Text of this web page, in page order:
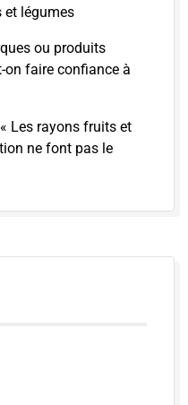
et légumes
ou produits
on faire confiance à
Les rayons fruits et
ne font pas le